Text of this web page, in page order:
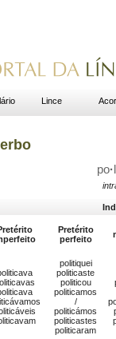
Lince
po·
Pretérito
perfeito
politiquei
politicaste
politicou
politicamos
/
politicámos
politicastes
politicaram